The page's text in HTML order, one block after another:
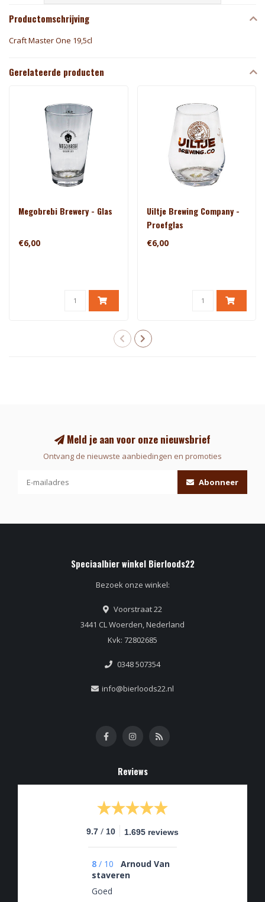
Productomschrijving
Craft Master One 19,5cl
Gerelateerde producten
Megobrebi Brewery - Glas
€6,00
Uiltje Brewing Company -
Proefglas
€6,00
Meld je aan voor onze nieuwsbrief
Ontvang de nieuwste aanbiedingen en promoties
Abonneer
Speciaalbier winkel Bierloods22
Bezoek onze winkel:
Voorstraat 22
3441 CL Woerden, Nederland
Kvk: 72802685
0348 507354
info@bierloods22.nl
Reviews
9.7 / 10 1.695 reviews
8 / 10
Arnoud Van
staveren
Goed